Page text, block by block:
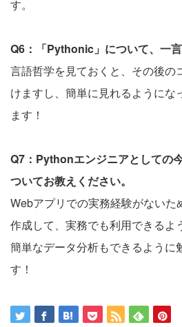
す。
Q6：「Pythonic」について、一言
言語哲学を見ておくと、その後の
けますし、簡単に見れるようにな
ます！
Q7：Pythonエンジニアとしての
ついてお教えください。
Webアプリでの実務経験がないた
作成して、実務でも利用できるよ
簡単なデータ分析もできるように
す！